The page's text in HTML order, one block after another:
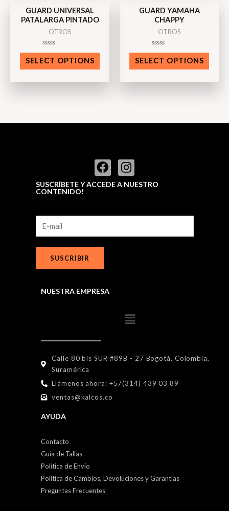
GUARD UNIVERSAL
PATALARGA PINTADO
OTROS
Rated
0
out
of
SELECT OPTIONS
GUARD YAMAHA
CHAPPY
OTROS
Rated
0
out
of
SELECT OPTIONS
SUSCRÍBETE Y ACCEDE A NUESTRO
CONTENIDO!
SUSCRIBIR
NUESTRA EMPRESA
Calle 80 bis SUR #89B - 27 Bogotá, Colombia,
Suramérica
Llámenos ahora: +57(314) 439 03 89
ventas@kalcos.co
AYUDA
Contacto
Guía de Tallas
Política de Envío
Política de Cambios, Devoluciones y Garantías
Preguntas Frecuentes